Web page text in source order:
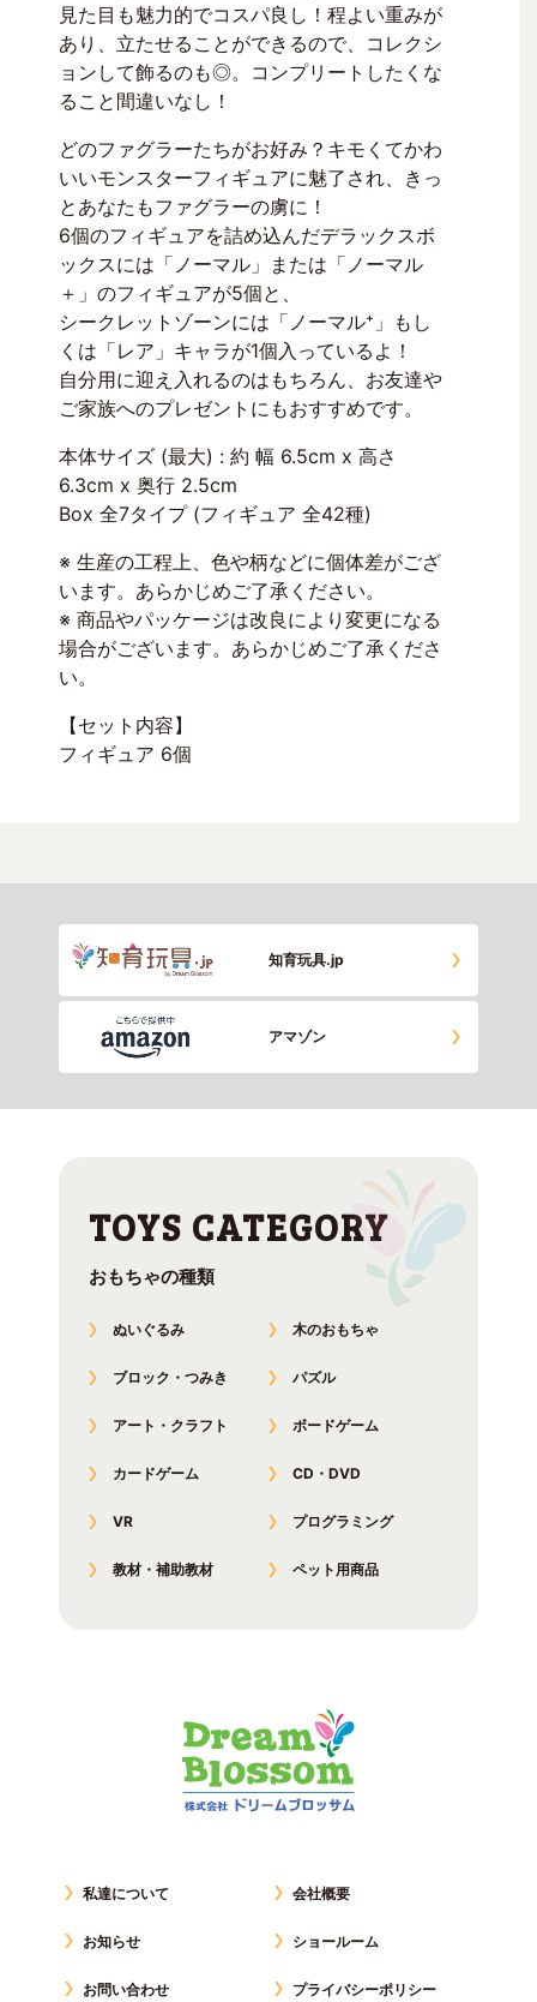
見た目も魅力的でコスパ良し！程よい重みが
あり、立たせることができるので、コレクシ
ョンして飾るのも◎。コンプリートしたくな
ること間違いなし！
どのファグラーたちがお好み？キモくてかわ
いいモンスターフィギュアに魅了され、きっ
とあなたもファグラーの虜に！
6個のフィギュアを詰め込んだデラックスボ
ックスには「ノーマル」または「ノーマル
＋」のフィギュアが5個と、
シークレットゾーンには「ノーマル⁺」もし
くは「レア」キャラが1個入っているよ！
自分用に迎え入れるのはもちろん、お友達や
ご家族へのプレゼントにもおすすめです。
本体サイズ (最大) : 約 幅 6.5cm x 高さ
6.3cm x 奥行 2.5cm
Box 全7タイプ (フィギュア 全42種)
※ 生産の工程上、色や柄などに個体差がござ
います。あらかじめご了承ください。
※ 商品やパッケージは改良により変更になる
場合がございます。あらかじめご了承くださ
い。
【セット内容】
フィギュア 6個
知育玩具.jp
アマゾン
おもちゃの種類
ぬいぐるみ 木のおもちゃ
ブロック・つみき パズル
アート・クラフト ボードゲーム
カードゲーム CD・DVD
VR プログラミング
教材・補助教材 ペット用商品
私達について
お知らせ
お問い合わせ
会社概要
ショールーム
プライバシーポリシー